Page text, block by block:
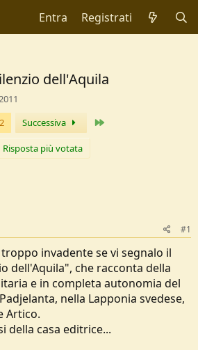
Entra Registrati
dell'Aquila
Successiva
Risposta più votata
#1
invadente se vi segnalo il
dell'Aquila", che racconta della
e in completa autonomia del
nella Lapponia svedese,
Artico.
della casa editrice...